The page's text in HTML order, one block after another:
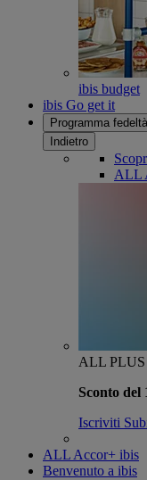
ibis budget
ibis Go get it
Programma fedeltà
Indietro
ALL
ALL PLUS
Sconto
Iscriviti
ALL Accor+ ibis
Benvenuto a ibis